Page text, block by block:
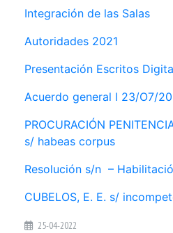
Integración de las Salas
Autoridades 2021
Presentación Escritos
Acuerdo general l 23/O7/
PROCURACIÓN
s/ habeas corpus
Resolución s/n –
CUBELOS, E. E. s/
25-04-2022